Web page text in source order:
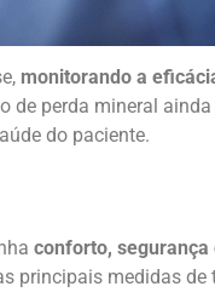
monitorando a
de perda mineral
do paciente.
conforto, segurança
principais medidas